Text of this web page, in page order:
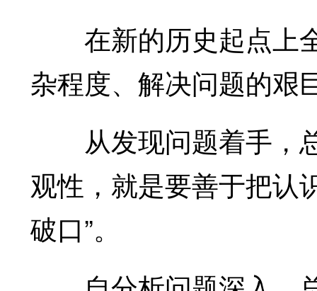
在新的历史起点上
杂程度、解决问题的艰
从发现问题着手，总
观性，就是要善于把认
破口”。